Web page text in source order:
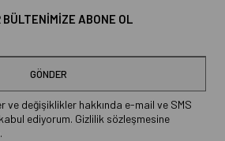
BÜLTENİMİZE ABONE OL
GÖNDER
ve değişiklikler hakkında e-mail ve SMS
ediyorum. Gizlilik sözleşmesine